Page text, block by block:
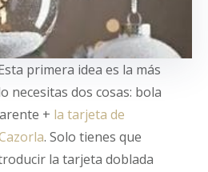
primera idea es la más
necesitas dos cosas: bola
+ la tarjeta de
. Solo tienes que
la tarjeta doblada